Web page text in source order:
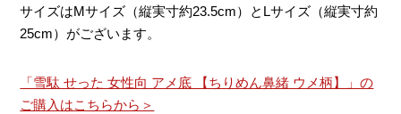
サイズはMサイズ（縦実寸約23.5cm）とLサイズ（縦実寸約
25cm）がございます。
「雪駄 せった 女性向 アメ底 【ちりめん鼻緒 ウメ柄】」の
ご購入はこちらから＞